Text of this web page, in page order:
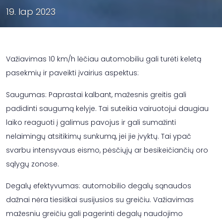
19. lap 2023
Važiavimas 10 km/h lėčiau automobiliu gali turėti keletą
pasekmių ir paveikti įvairius aspektus:
Saugumas: Paprastai kalbant, mažesnis greitis gali
padidinti saugumą kelyje. Tai suteikia vairuotojui daugiau
laiko reaguoti į galimus pavojus ir gali sumažinti
nelaimingų atsitikimų sunkumą, jei jie įvyktų. Tai ypač
svarbu intensyvaus eismo, pėsčiųjų ar besikeičiančių oro
sąlygų zonose.
Degalų efektyvumas: automobilio degalų sąnaudos
dažnai nėra tiesiškai susijusios su greičiu. Važiavimas
mažesniu greičiu gali pagerinti degalų naudojimo